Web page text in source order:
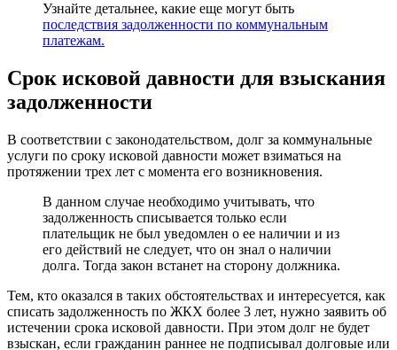
Узнайте детальнее, какие еще могут быть
последствия задолженности по коммунальным
платежам.
Срок исковой давности для взыскания
задолженности
В соответствии с законодательством, долг за коммунальные
услуги по сроку исковой давности может взиматься на
протяжении трех лет с момента его возникновения.
В данном случае необходимо учитывать, что
задолженность списывается только если
плательщик не был уведомлен о ее наличии и из
его действий не следует, что он знал о наличии
долга. Тогда закон встанет на сторону должника.
Тем, кто оказался в таких обстоятельствах и интересуется, как
списать задолженность по ЖКХ более 3 лет, нужно заявить об
истечении срока исковой давности. При этом долг не будет
взыскан, если гражданин раннее не подписывал долговые или